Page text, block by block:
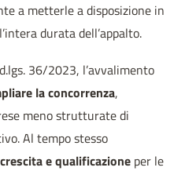
a metterle a disposizione in
durata dell’appalto.
36/2023, l’avvalimento
la concorrenza,
meno strutturate di
Al tempo stesso
crescita e qualificazione per le